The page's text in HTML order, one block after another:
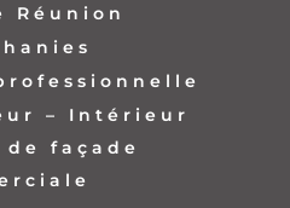
Réunion
– Intérieur
façade